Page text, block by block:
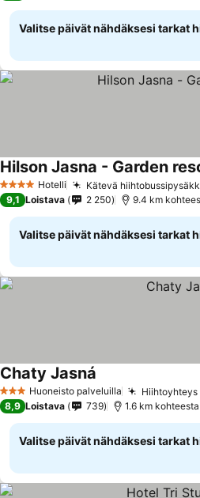
Valitse päivät nähdäksesi tarkat
4 Tähtiluokitus
Hotelli Kätevä
Hilson Jasna - Garden
9,1 Loistava 2 250 9.4 km
Valitse päivät nähdäksesi tarkat
3 Tähtiluokitus
Huoneisto palveluilla Hiihtoyhteys
Chaty Jasná
8,9 Loistava 739 1.6 km
Valitse päivät nähdäksesi tarkat